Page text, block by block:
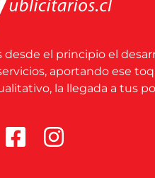
desde el principio el
aportando ese
la llegada a tus